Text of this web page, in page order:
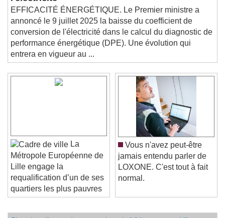
l'électricité
EFFICACITÉ ÉNERGÉTIQUE. Le Premier ministre a
annoncé le 9 juillet 2025 la baisse du coefficient de
conversion de l'électricité dans le calcul du diagnostic de
performance énergétique (DPE). Une évolution qui
entrera en vigueur au ...
La
Métropole Européenne de
Lille engage la
requalification d’un de ses
quartiers les plus pauvres
Vous n'avez peut-être
jamais entendu parler de
LOXONE. C'est tout à fait